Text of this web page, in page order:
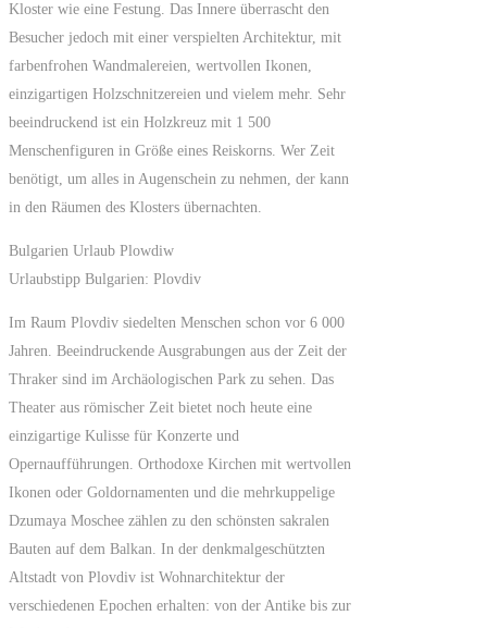
Kloster wie eine Festung. Das Innere überrascht den
Besucher jedoch mit einer verspielten Architektur, mit
farbenfrohen Wandmalereien, wertvollen Ikonen,
einzigartigen Holzschnitzereien und vielem mehr. Sehr
beeindruckend ist ein Holzkreuz mit 1 500
Menschenfiguren in Größe eines Reiskorns. Wer Zeit
benötigt, um alles in Augenschein zu nehmen, der kann
in den Räumen des Klosters übernachten.
Bulgarien Urlaub Plowdiw
Urlaubstipp Bulgarien: Plovdiv
Im Raum Plovdiv siedelten Menschen schon vor 6 000
Jahren. Beeindruckende Ausgrabungen aus der Zeit der
Thraker sind im Archäologischen Park zu sehen. Das
Theater aus römischer Zeit bietet noch heute eine
einzigartige Kulisse für Konzerte und
Opernaufführungen. Orthodoxe Kirchen mit wertvollen
Ikonen oder Goldornamenten und die mehrkuppelige
Dzumaya Moschee zählen zu den schönsten sakralen
Bauten auf dem Balkan. In der denkmalgeschützten
Altstadt von Plovdiv ist Wohnarchitektur der
verschiedenen Epochen erhalten: von der Antike bis zur